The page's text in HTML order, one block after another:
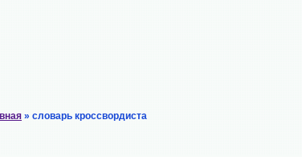
» словарь кроссвордиста